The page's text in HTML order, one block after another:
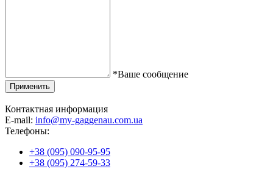
*Ваше сообщение
Контактная информация
E-mail: info@my-gaggenau.com.ua
Телефоны:
+38 (095) 090-95-95
+38 (095) 274-59-33